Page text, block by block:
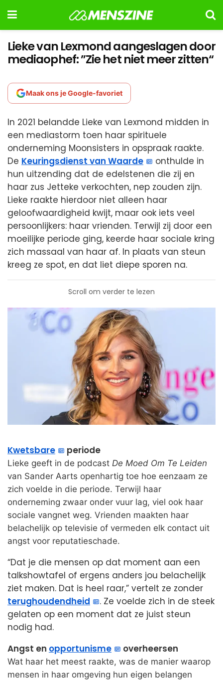
Lieke van Lexmond aangeslagen door
mediaophef: ”Zie het niet meer zitten“
Maak ons je Google-favoriet
In 2021 belandde Lieke van Lexmond midden in
een mediastorm toen haar spirituele
onderneming Moonsisters in opspraak raakte.
De Keuringsdienst van Waarde
onthulde in
hun uitzending dat de edelstenen die zij en
haar zus Jetteke verkochten, nep zouden zijn.
Lieke raakte hierdoor niet alleen haar
geloofwaardigheid kwijt, maar ook iets veel
persoonlijkers: haar vrienden. Terwijl zij door een
moeilijke periode ging, keerde haar sociale kring
zich massaal van haar af. In plaats van steun
kreeg ze spot, en dat liet diepe sporen na.
Scroll om verder te lezen
Kwetsbare periode
Lieke geeft in de podcast De Moed Om Te Leiden
van Sander Aarts openhartig toe hoe eenzaam ze
zich voelde in die periode. Terwijl haar
onderneming zwaar onder vuur lag, viel ook haar
sociale vangnet weg. Vrienden maakten haar
belachelijk op televisie of vermeden elk contact uit
angst voor reputatieschade.
“Dat je die mensen op dat moment aan een
talkshowtafel of ergens anders jou belachelijk
ziet maken. Dat is heel raar,” vertelt ze zonder
terughoudendheid
. Ze voelde zich in de steek
gelaten op een moment dat ze juist steun
nodig had.
Angst en opportunisme overheersen
Wat haar het meest raakte, was de manier waarop
mensen in haar omgeving hun eigen belangen